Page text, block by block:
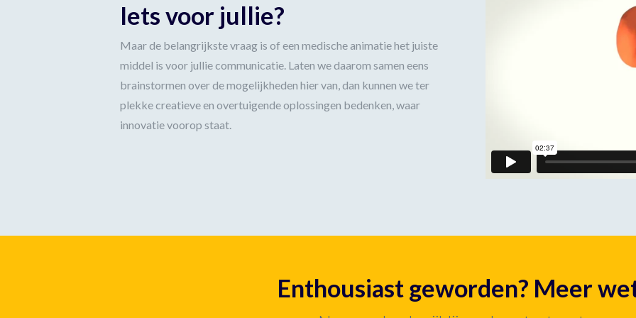
Iets voor jullie?
Maar de belangrijkste vraag is of een medische animatie het juiste
middel is voor jullie communicatie. Laten we daarom samen eens
brainstormen over de mogelijkheden hier van, dan kunnen we ter
plekke creatieve en overtuigende oplossingen bedenken, waar
innovatie voorop staat.
Enthousiast geworden? Meer